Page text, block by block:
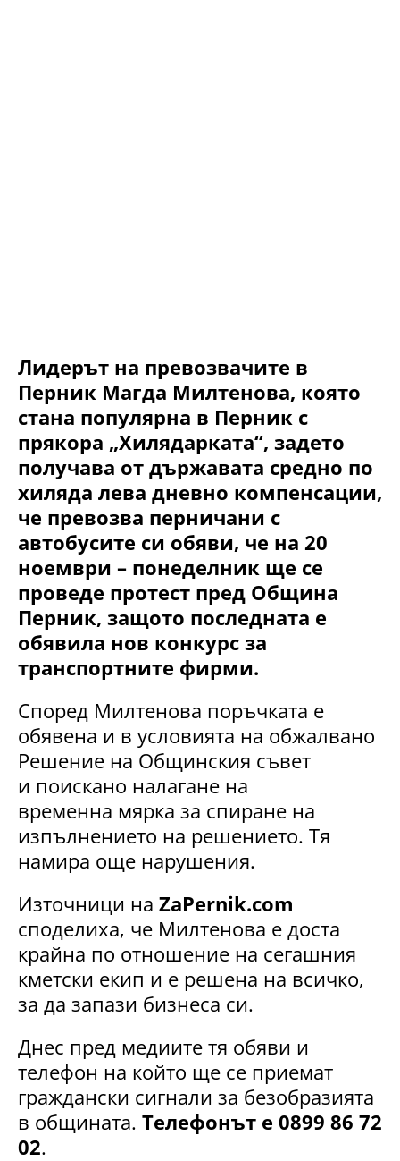
Лидерът на превозвачите в
Перник Магда Милтенова, която
стана популярна в Перник с
прякора „Хилядарката“, задето
получава от държавата средно по
хиляда лева дневно компенсации,
че превозва перничани с
автобусите си обяви, че на 20
ноември – понеделник ще се
проведе протест пред Община
Перник, защото последната е
обявила нов конкурс за
транспортните фирми.
Според Милтенова поръчката е
обявена и в условията на обжалвано
Решение на Общинския съвет
и поискано налагане на
временна мярка за спиране на
изпълнението на решението. Тя
намира още нарушения.
Източници на ZaPernik.com
споделиха, че Милтенова е доста
крайна по отношение на сегашния
кметски екип и е решена на всичко,
за да запази бизнеса си.
Днес пред медиите тя обяви и
телефон на който ще се приемат
граждански сигнали за безобразията
в общината. Телефонът е 0899 86 72
02.